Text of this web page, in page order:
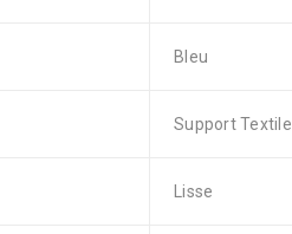
Bleu
Support Textile
Lisse